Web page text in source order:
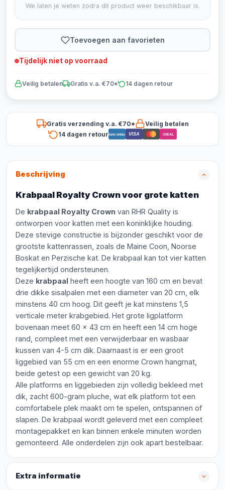
We laten je weten zodra dit product weer beschikbaar is.
Toevoegen aan favorieten
Tijdelijk niet op voorraad
Veilig betalen Gratis v.a. €70* 14 dagen retour
Gratis verzending v.a. €70*
Veilig betalen
14 dagen retourBancontact VISA iDEAL
Beschrijving
Krabpaal Royalty Crown voor grote katten
De krabpaal Royalty Crown van RHR Quality is
ontworpen voor katten met een koninklijke houding.
Deze stevige constructie is bijzonder geschikt voor de
grootste kattenrassen, zoals de Maine Coon, Noorse
Boskat en Perzische kat. De krabpaal kan tot vier katten
tegelijkertijd ondersteunen.
Deze krabpaal heeft een hoogte van 160 cm en bevat
drie dikke sisalpalen met een diameter van 20 cm, elk
minstens 40 cm hoog. Dit geeft je kat minstens 1,5
verticale meter krabgebied. Het grote ligplatform
bovenaan meet 60 x 43 cm en heeft een 14 cm hoge
rand, compleet met een verwijderbaar en wasbaar
kussen van 4-5 cm dik. Daarnaast is er een groot
liggebied van 55 cm en een enorme Crown hangmat,
beide getest op een gewicht van 20 kg.
Alle platforms en liggebieden zijn volledig bekleed met
dik, zacht 600-gram pluche, wat elk platform tot een
comfortabele plek maakt om te spelen, ontspannen of
slapen. De krabpaal wordt geleverd met een compleet
montagepakket en kan binnen enkele minuten worden
gemonteerd. Alle onderdelen zijn ook apart bestelbaar.
Extra informatie